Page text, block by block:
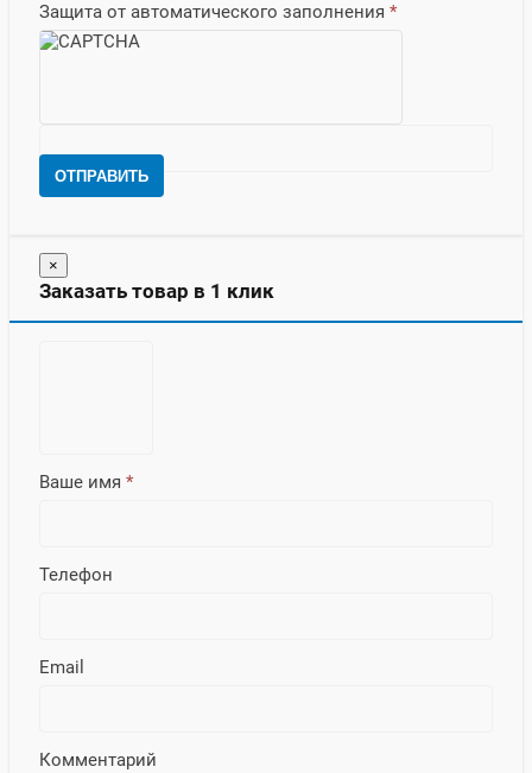
Защита от автоматического заполнения *
ОТПРАВИТЬ
×
Заказать товар в 1 клик
Ваше имя *
Телефон
Email
Комментарий